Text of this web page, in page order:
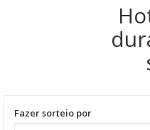
Fazer sorteio por